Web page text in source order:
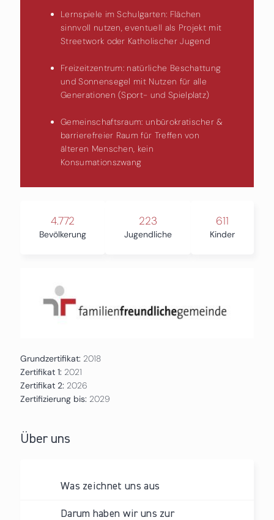
Lernspiele im Schulgarten: Flächen
sinnvoll nutzen, eventuell als Projekt mit
Streetwork oder Katholischer Jugend
Freizeitzentrum: natürliche Beschattung
und Sonnensegel mit Nutzen für alle
Generationen (Sport- und Spielplatz)
Gemeinschaftsraum: unbürokratischer &
barrierefreier Raum für Treffen von
älteren Menschen, kein
Konsumationszwang
4.772
Bevölkerung
223
Jugendliche
611
Kinder
Grundzertifikat: 2018
Zertifikat 1: 2021
Zertifikat 2: 2026
Zertifizierung bis: 2029
Über uns
Was zeichnet uns aus
Darum haben wir uns zur